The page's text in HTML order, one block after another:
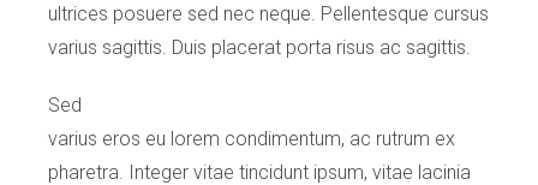
ultrices posuere sed nec neque. Pellentesque cursus
varius sagittis. Duis placerat porta risus ac sagittis.
Sed
varius eros eu lorem condimentum, ac rutrum ex
pharetra. Integer vitae tincidunt ipsum, vitae lacinia